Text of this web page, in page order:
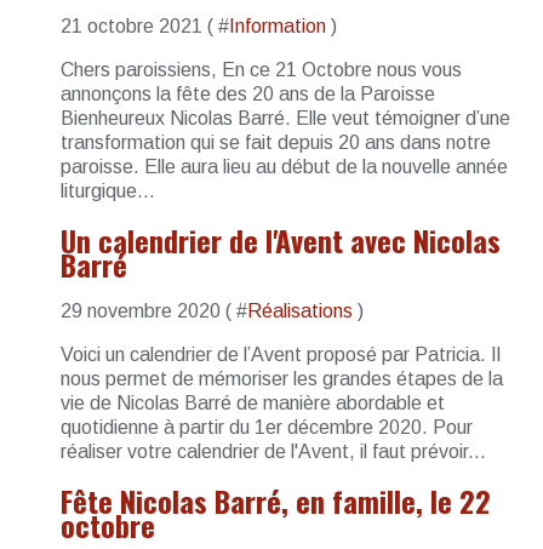
21 octobre 2021 ( # Information )
Chers paroissiens, En ce 21 Octobre nous vous
annonçons la fête des 20 ans de la Paroisse
Bienheureux Nicolas Barré. Elle veut témoigner d’une
transformation qui se fait depuis 20 ans dans notre
paroisse. Elle aura lieu au début de la nouvelle année
liturgique...
Un calendrier de l'Avent avec Nicolas
Barré
29 novembre 2020 ( #Réalisations )
Voici un calendrier de l’Avent proposé par Patricia. Il
nous permet de mémoriser les grandes étapes de la
vie de Nicolas Barré de manière abordable et
quotidienne à partir du 1er décembre 2020. Pour
réaliser votre calendrier de l'Avent, il faut prévoir...
Fête Nicolas Barré, en famille, le 22
octobre